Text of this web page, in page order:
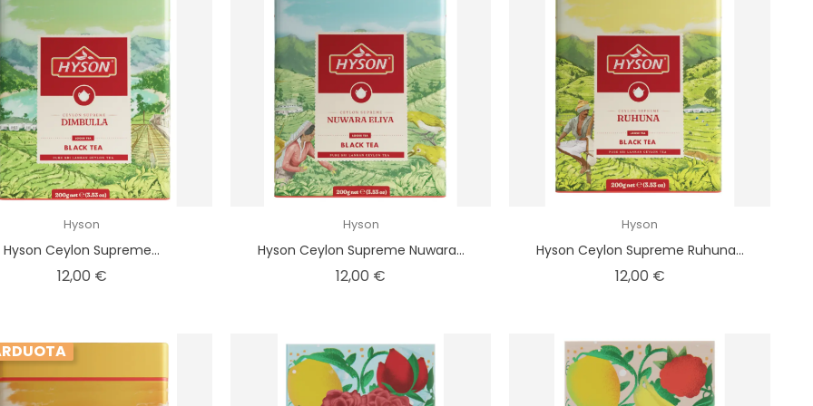
Hyson
Hyson Ceylon Supreme...
12,00 €Kaina
Hyson
Hyson Ceylon Supreme Nuwara...
12,00 €
Hyson
Hyson Ceylon Supreme Ruhuna...
12,00 €Kaina